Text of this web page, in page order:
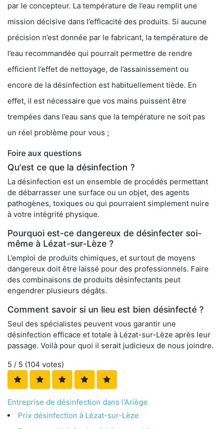
par le concepteur. La température de l’eau remplit une
mission décisive dans l’efficacité des produits. Si aucune
précision n’est donnée par le fabricant, la température de
l’eau recommandée qui pourrait permettre de rendre
efficient l’effet de nettoyage, de l’assainissement ou
encore de la désinfection est habituellement tiède. En
effet, il est nécessaire que vos mains puissent être
trempées dans l’eau sans que la température ne soit pas
un réel problème pour vous ;
Foire aux questions
Qu'est ce que la désinfection ?
La désinfection est un ensemble de procédés permettant
de débarrasser une surface ou un objet, des agents
pathogènes, toxiques ou qui pourraient simplement nuire
à votre intégrité physique.
Pourquoi est-ce dangereux de désinfecter soi-
même à Lézat-sur-Lèze ?
L’emploi de produits chimiques, et surtout de moyens
dangereux doit être laissé pour des professionnels. Faire
des combinaisons de produits désinfectants peut
engendrer plusieurs dégâts.
Comment savoir si un lieu est bien désinfecté ?
Seul des spécialistes peuvent vous garantir une
désinfection efficace et totale à Lézat-sur-Lèze après leur
passage. Voilà pour quoi il serait judicieux de nous joindre.
5 / 5 (104 votes)
Entreprise de désinfection dans l'Ariège
Prix désinfection à Lézat-sur-Lèze